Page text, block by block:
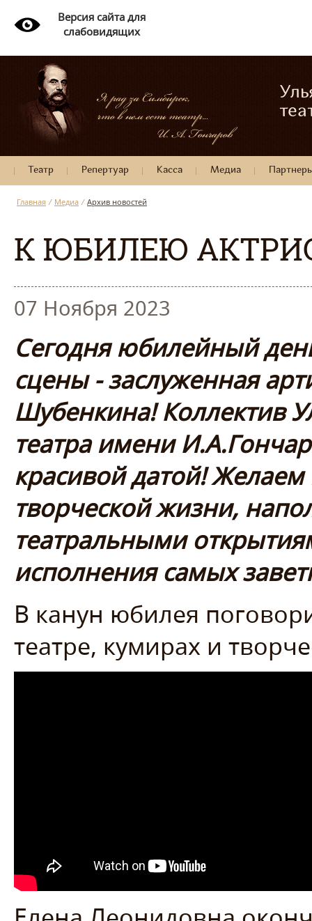
Версия сайта для
слабовидящих
Театр Репертуар Касса Медиа
Главная / Медиа / Архив новостей
К ЮБИЛЕЮ
07 Ноября 2023
Сегодня юбилейный
сцены - заслуженная
Шубенкина! Коллектив
театра имени
красивой датой!
творческой жизни,
театральными
исполнения самых
В канун юбилея
театре, кумирах и